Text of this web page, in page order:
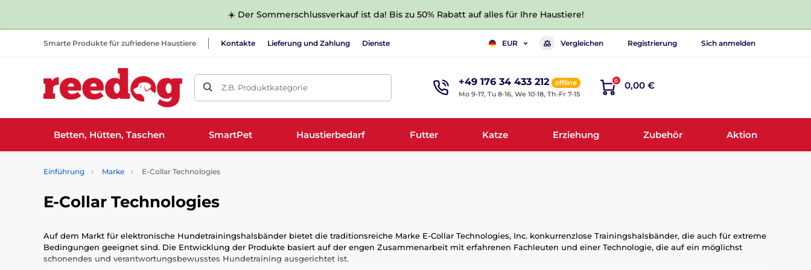
☀️ Der Sommerschlussverkauf ist da! Bis zu 50% Rabatt auf alles für Ihre Haustiere!
Smarte Produkte für zufriedene Haustiere Kontakte Lieferung und Zahlung Dienste EUR Vergleichen Registrierung Sich anmelden
Z.B. Produktkategorie +49 176 34 433 212
offline
Mo 9-17, Tu 8-16, We 10-18, Th-Fr 7-15
0 0,00 €
Betten, Hütten, Taschen SmartPet Haustierbedarf Futter Katze Erziehung Zubehör Aktion
Einführung Marke E-Collar Technologies
E-Collar Technologies
Auf dem Markt für elektronische Hundetrainingshalsbänder bietet die traditionsreiche Marke E-Collar Technologies, Inc. konkurrenzlose Trainingshalsbänder, die auch für extreme
Bedingungen geeignet sind. Die Entwicklung der Produkte basiert auf der engen Zusammenarbeit mit erfahrenen Fachleuten und einer Technologie, die auf ein möglichst
schonendes und verantwortungsbewusstes Hundetraining ausgerichtet ist.